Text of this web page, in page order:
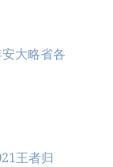
大略省各
王者归